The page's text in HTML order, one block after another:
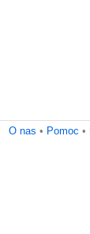
O nas • Pomoc •